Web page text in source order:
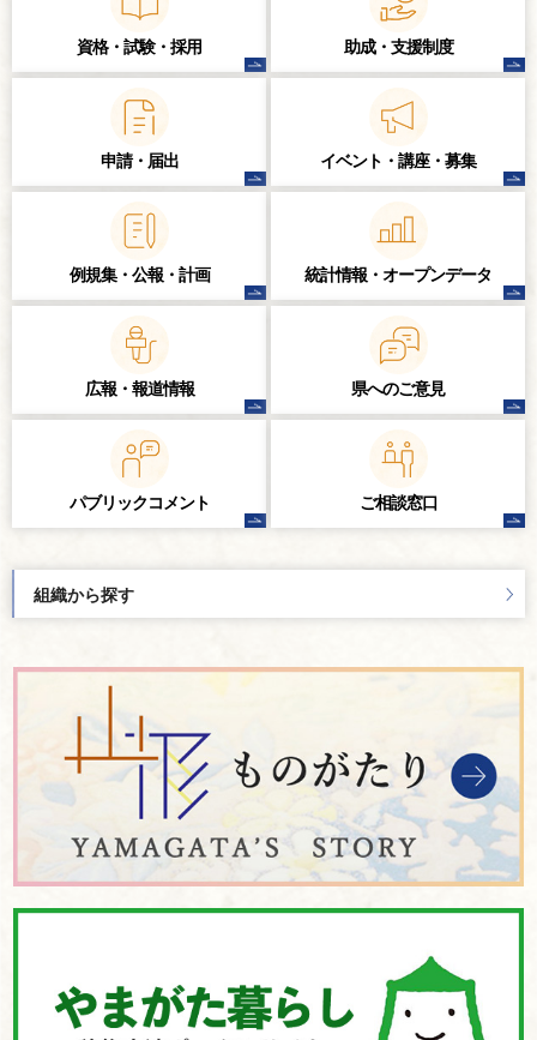
資格・試験・ 採用 助成・支援制度
申請・届出 イベント・講座・ 募集
例規集・公報・計画 統計情報・ オープンデータ
広報・報道情報 県へのご意見
パブリックコメント ご相談窓口
組織から探す